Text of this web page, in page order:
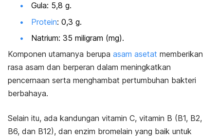
Gula: 5,8 g.
Protein: 0,3 g.
Natrium: 35 miligram (mg).
Komponen utamanya berupa asam asetat memberikan
rasa asam dan berperan dalam meningkatkan
pencernaan serta menghambat pertumbuhan bakteri
berbahaya.
Selain itu, ada kandungan vitamin C, vitamin B (B1, B2,
B6, dan B12), dan enzim bromelain yang baik untuk